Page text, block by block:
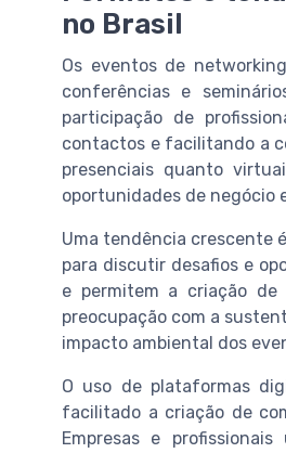
no Brasil
Os eventos de
conferências e
participação de
contactos e facilitando a
presenciais quanto
oportunidades de negócio
Uma tendência crescente
para discutir desafios e
e permitem a criação de
preocupação com a
impacto ambiental dos
O uso de plataformas
facilitado a criação de
Empresas e